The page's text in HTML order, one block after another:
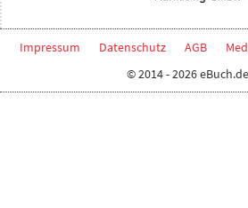
Impressum Datenschutz AGB
© 2014 - 2026